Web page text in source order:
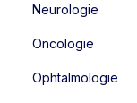
Neurologie
Oncologie
Ophtalmologie